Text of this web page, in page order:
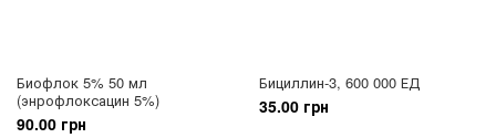
Биофлок 5% 50 мл
(энрофлоксацин 5%)
90.00 грн
Бициллин-3, 600 000 ЕД
35.00 грн